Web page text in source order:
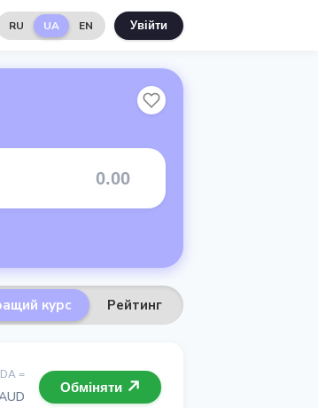
RU UA EN Увійти
курс Рейтинг
=
Обміняти